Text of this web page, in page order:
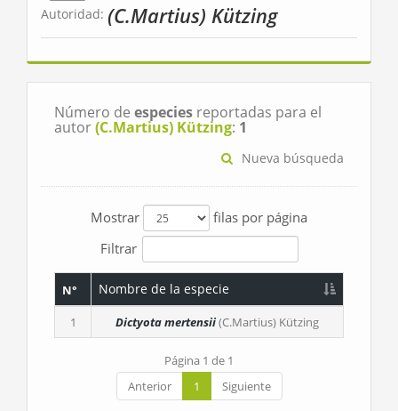
Autoridad: (C.Martius) Kützing
Número de especies reportadas para el
autor(C.Martius) Kützing: 1
Nueva búsqueda
Mostrar
filas por página
Filtrar
N° Nombre de la especie
1 Dictyota mertensii(C.Martius) Kützing
Página 1 de 1
Anterior
1 Siguiente